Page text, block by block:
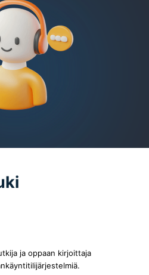
ja oppaan kirjoittaja